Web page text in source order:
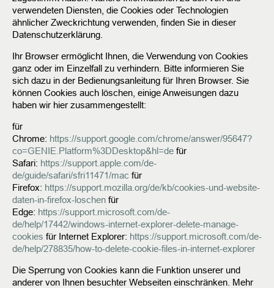
verwendeten Diensten, die Cookies oder Technologien
ähnlicher Zweckrichtung verwenden, finden Sie in dieser
Datenschutzerklärung.
Ihr Browser ermöglicht Ihnen, die Verwendung von Cookies
ganz oder im Einzelfall zu verhindern. Bitte informieren Sie
sich dazu in der Bedienungsanleitung für Ihren Browser. Sie
können Cookies auch löschen, einige Anweisungen dazu
haben wir hier zusammengestellt:
für
Chrome: https://support.google.com/chrome/answer/95647?
co=GENIE.Platform%3DDesktop&hl=de für
Safari: https://support.apple.com/de-
de/guide/safari/sfri11471/mac für
Firefox: https://support.mozilla.org/de/kb/cookies-und-website-
daten-in-firefox-loschen für
Edge: https://support.microsoft.com/de-
de/help/17442/windows-internet-explorer-delete-manage-
cookies für Internet Explorer: https://support.microsoft.com/de-
de/help/278835/how-to-delete-cookie-files-in-internet-explorer
Die Sperrung von Cookies kann die Funktion unserer und
anderer von Ihnen besuchter Webseiten einschränken. Mehr